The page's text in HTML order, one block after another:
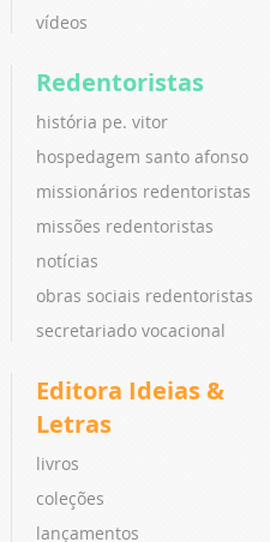
vídeos
Redentoristas
história pe. vitor
hospedagem santo afonso
missionários redentoristas
missões redentoristas
notícias
obras sociais redentoristas
secretariado vocacional
Editora Ideias &
Letras
livros
coleções
lançamentos